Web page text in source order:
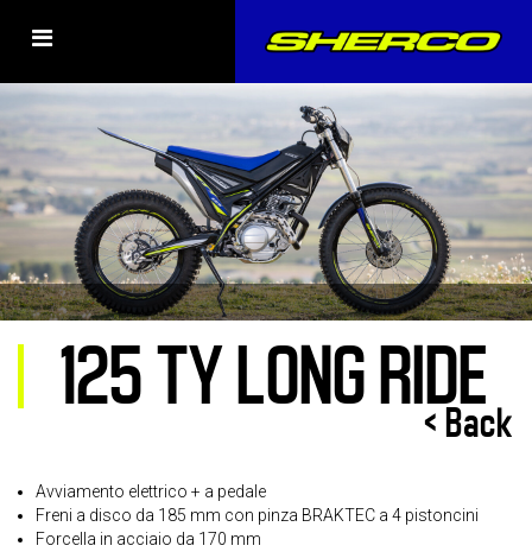
125 TY LONG RIDE
< Back
Avviamento elettrico + a pedale
Freni a disco da 185 mm con pinza BRAKTEC a 4 pistoncini
Forcella in acciaio da 170 mm